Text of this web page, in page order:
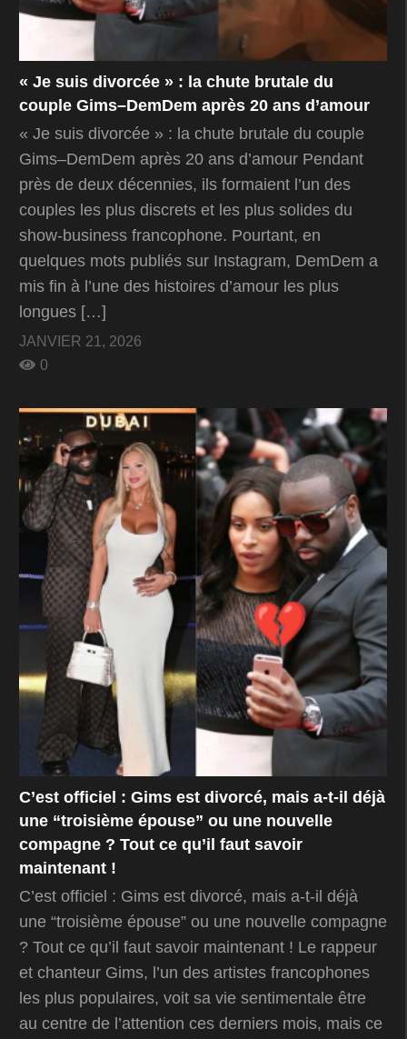
« Je suis divorcée » : la chute brutale du
couple Gims–DemDem après 20 ans d’amour
« Je suis divorcée » : la chute brutale du couple
Gims–DemDem après 20 ans d’amour Pendant
près de deux décennies, ils formaient l’un des
couples les plus discrets et les plus solides du
show-business francophone. Pourtant, en
quelques mots publiés sur Instagram, DemDem a
mis fin à l’une des histoires d’amour les plus
longues […]
JANVIER 21, 2026
0
C’est officiel : Gims est divorcé, mais a-t-il déjà
une “troisième épouse” ou une nouvelle
compagne ? Tout ce qu’il faut savoir
maintenant !
C’est officiel : Gims est divorcé, mais a-t-il déjà
une “troisième épouse” ou une nouvelle compagne
? Tout ce qu’il faut savoir maintenant ! Le rappeur
et chanteur Gims, l’un des artistes francophones
les plus populaires, voit sa vie sentimentale être
au centre de l’attention ces derniers mois, mais ce